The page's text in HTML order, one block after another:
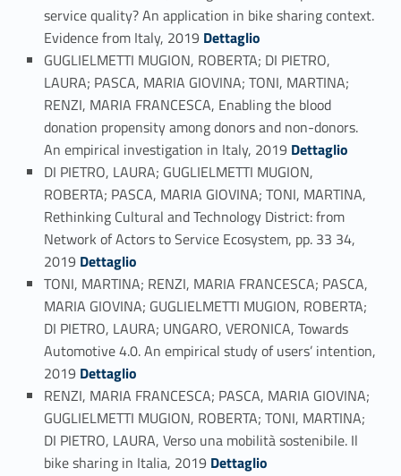
service quality? An application in bike sharing context.
Evidence from Italy, 2019 Link identifier #identifier_person_98942-25
Dettaglio
GUGLIELMETTI MUGION, ROBERTA; DI PIETRO,
LAURA; PASCA, MARIA GIOVINA; TONI, MARTINA;
RENZI, MARIA FRANCESCA, Enabling the blood
donation propensity among donors and non-donors.
An empirical investigation in Italy, 2019 Link identifier #identifier_person_81872-26
Dettaglio
DI PIETRO, LAURA; GUGLIELMETTI MUGION,
ROBERTA; PASCA, MARIA GIOVINA; TONI, MARTINA,
Rethinking Cultural and Technology District: from
Network of Actors to Service Ecosystem, pp. 33 34,
2019 Link identifier #identifier_person_156854-27
Dettaglio
TONI, MARTINA; RENZI, MARIA FRANCESCA; PASCA,
MARIA GIOVINA; GUGLIELMETTI MUGION, ROBERTA;
DI PIETRO, LAURA; UNGARO, VERONICA, Towards
Automotive 4.0. An empirical study of users’ intention,
2019 Link identifier #identifier_person_146175-28
Dettaglio
RENZI, MARIA FRANCESCA; PASCA, MARIA GIOVINA;
GUGLIELMETTI MUGION, ROBERTA; TONI, MARTINA;
DI PIETRO, LAURA, Verso una mobilità sostenibile. Il
bike sharing in Italia, 2019 Link identifier #identifier_person_65202-29
Dettaglio